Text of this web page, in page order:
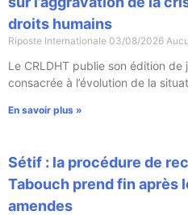
droits humains
Riposte Internationale 03/08/2026
Le CRLDHT publie son édition
consacrée à l’évolution de la
En savoir plus »
Sétif : la procédure de
Tabouch prend fin après
amendes